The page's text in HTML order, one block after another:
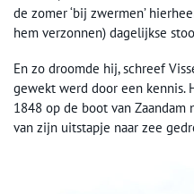
de zomer ‘bij zwermen’
hem verzonnen) dagelijkse
En zo droomde hij, schreef
gewekt werd door een kennis.
1848 op de boot van Zaandam
van zijn uitstapje naar zee